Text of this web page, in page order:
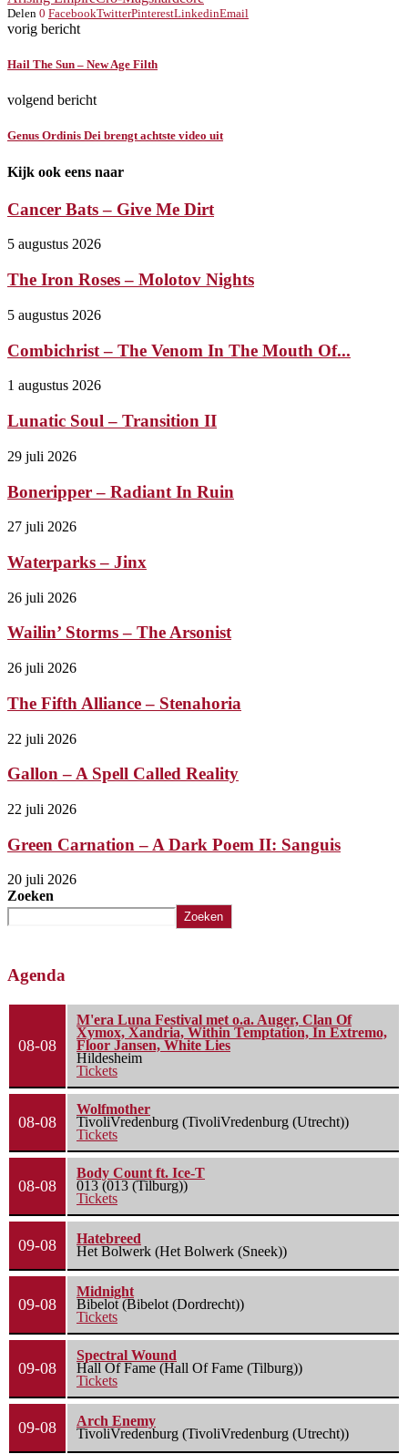
Delen 0 FacebookTwitterPinterestLinkedinEmail
vorig bericht
Hail The Sun – New Age Filth
volgend bericht
Genus Ordinis Dei brengt achtste video uit
Kijk ook eens naar
Cancer Bats – Give Me Dirt
5 augustus 2026
The Iron Roses – Molotov Nights
5 augustus 2026
Combichrist – The Venom In The Mouth Of...
1 augustus 2026
Lunatic Soul – Transition II
29 juli 2026
Boneripper – Radiant In Ruin
27 juli 2026
Waterparks – Jinx
26 juli 2026
Wailin’ Storms – The Arsonist
26 juli 2026
The Fifth Alliance – Stenahoria
22 juli 2026
Gallon – A Spell Called Reality
22 juli 2026
Green Carnation – A Dark Poem II: Sanguis
20 juli 2026
Zoeken
Zoeken
Agenda
08-08
M'era Luna Festival met o.a. Auger, Clan Of
Xymox, Xandria, Within Temptation, In Extremo,
Floor Jansen, White Lies
Hildesheim
Tickets
08-08
Wolfmother
TivoliVredenburg (TivoliVredenburg (Utrecht))
Tickets
08-08
Body Count ft. Ice-T
013 (013 (Tilburg))
Tickets
09-08
Hatebreed
Het Bolwerk (Het Bolwerk (Sneek))
09-08
Midnight
Bibelot (Bibelot (Dordrecht))
Tickets
09-08
Spectral Wound
Hall Of Fame (Hall Of Fame (Tilburg))
Tickets
09-08
Arch Enemy
TivoliVredenburg (TivoliVredenburg (Utrecht))